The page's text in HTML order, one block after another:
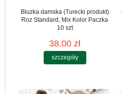
Bluzka damska (Turecki produkt)
Roz Standard, Mix Kolor Paczka
10 szt
38.00 zł
szczegóły